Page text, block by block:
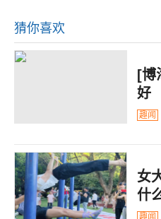
猜你喜欢
[博
好
趣闻
女
什
趣闻